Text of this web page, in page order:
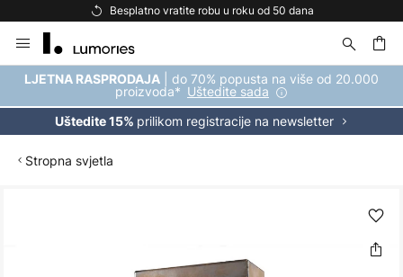
Besplatno vratite robu u roku od 50 dana
to
Content
LJETNA RASPRODAJA | do 70% popusta na više od 20.000
proizvoda* Uštedite sada
Uštedite 15% prilikom registracije na newsletter
Stropna svjetla